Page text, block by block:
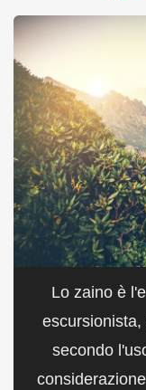
Lo zaino è
secondo